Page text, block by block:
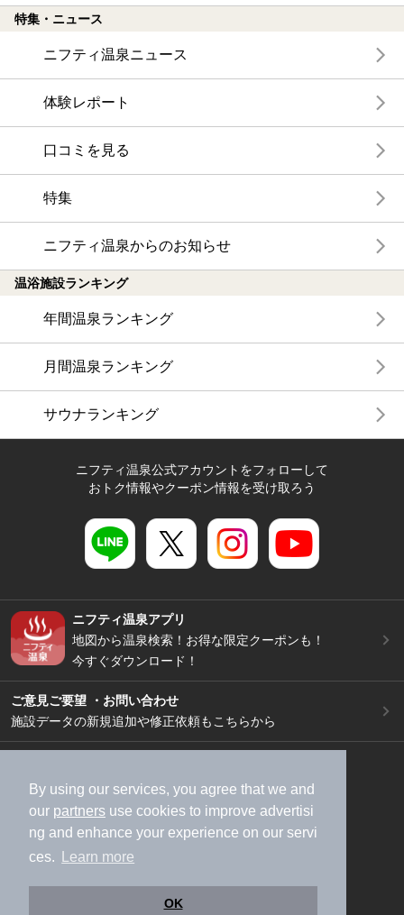
By using our services, you agree that we and
our partners use cookies to improve advertisi
ng and enhance your experience on our servi
ces.
Learn more
OK
特集・ニュース
ニフティ温泉ニュース
体験レポート
口コミを見る
特集
ニフティ温泉からのお知らせ
温浴施設ランキング
年間温泉ランキング
月間温泉ランキング
サウナランキング
ニフティ温泉公式アカウントをフォローして
おトク情報やクーポン情報を受け取ろう
ニフティ温泉アプリ
地図から温泉検索！お得な限定クーポンも！
今すぐダウンロード！
ご意見ご要望 ・お問い合わせ
施設データの新規追加や修正依頼もこちらから
加盟店募集（資料請求）
広告出稿のご案内
利用規約
ライフスタイルMEMBERS+規約
特定商取引法に基づく表記
ヘルプ
採用情報
運営会社